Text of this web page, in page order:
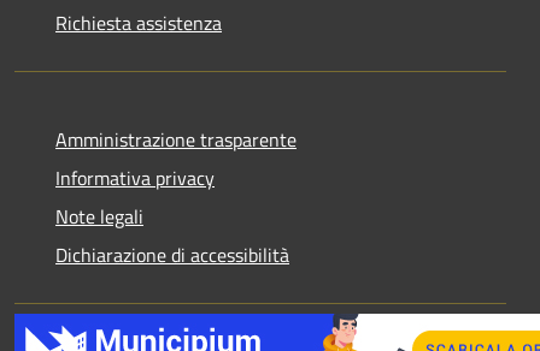
Richiesta assistenza
Amministrazione trasparente
Informativa privacy
Note legali
Dichiarazione di accessibilità